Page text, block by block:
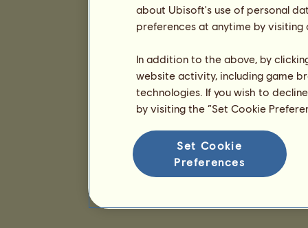
about Ubisoft's use of personal
preferences at anytime by
In addition to the above, by
website activity, including game
technologies. If you wish to
by visiting the “Set Cookie
Set Cookie
Preferences